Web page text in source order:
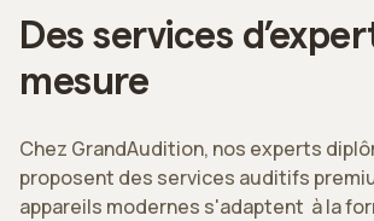
Des services
mesure
Chez GrandAudition, nos experts
proposent des services auditifs
appareils modernes s'adaptent à la